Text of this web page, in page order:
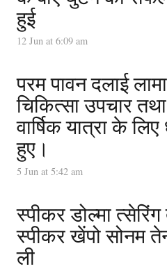
हुई
12 Jun at 6:09 am
परम पावन दलाई
चिकित्सा उपचार
वार्षिक यात्रा के
हुए।
5 Jun at 5:42 am
स्पीकर डोल्मा
स्पीकर खेंपो
ली